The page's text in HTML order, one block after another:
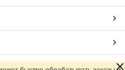
Prom.ua